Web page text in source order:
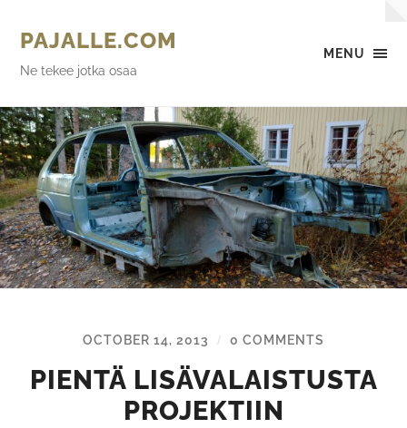
MENU
PAJALLE.COM
Ne tekee jotka osaa
OCTOBER 14, 2013 / 0 COMMENTS
PIENTÄ LISÄVALAISTUSTA
PROJEKTIIN